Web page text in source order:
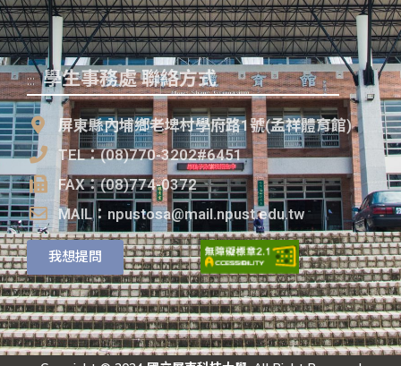
::: 學生事務處 聯絡方式
屏東縣內埔鄉老埤村學府路1號(孟祥體育館)
TEL：(08)770-3202#6451
FAX：(08)774-0372
MAIL：npustosa@mail.npust.edu.tw
我想提問